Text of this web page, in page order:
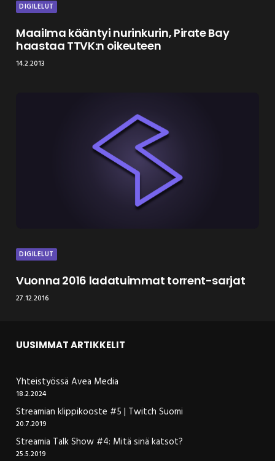
DIGILELUT
Maailma kääntyi nurinkurin, Pirate Bay
haastaa TTVK:n oikeuteen
14.2.2013
DIGILELUT
Vuonna 2016 ladatuimmat torrent-sarjat
27.12.2016
UUSIMMAT ARTIKKELIT
Yhteistyössä Avea Media
18.2.2024
Streamian klippikooste #5 | Twitch Suomi
20.7.2019
Streamia Talk Show #4: Mitä sinä katsot?
25.5.2019